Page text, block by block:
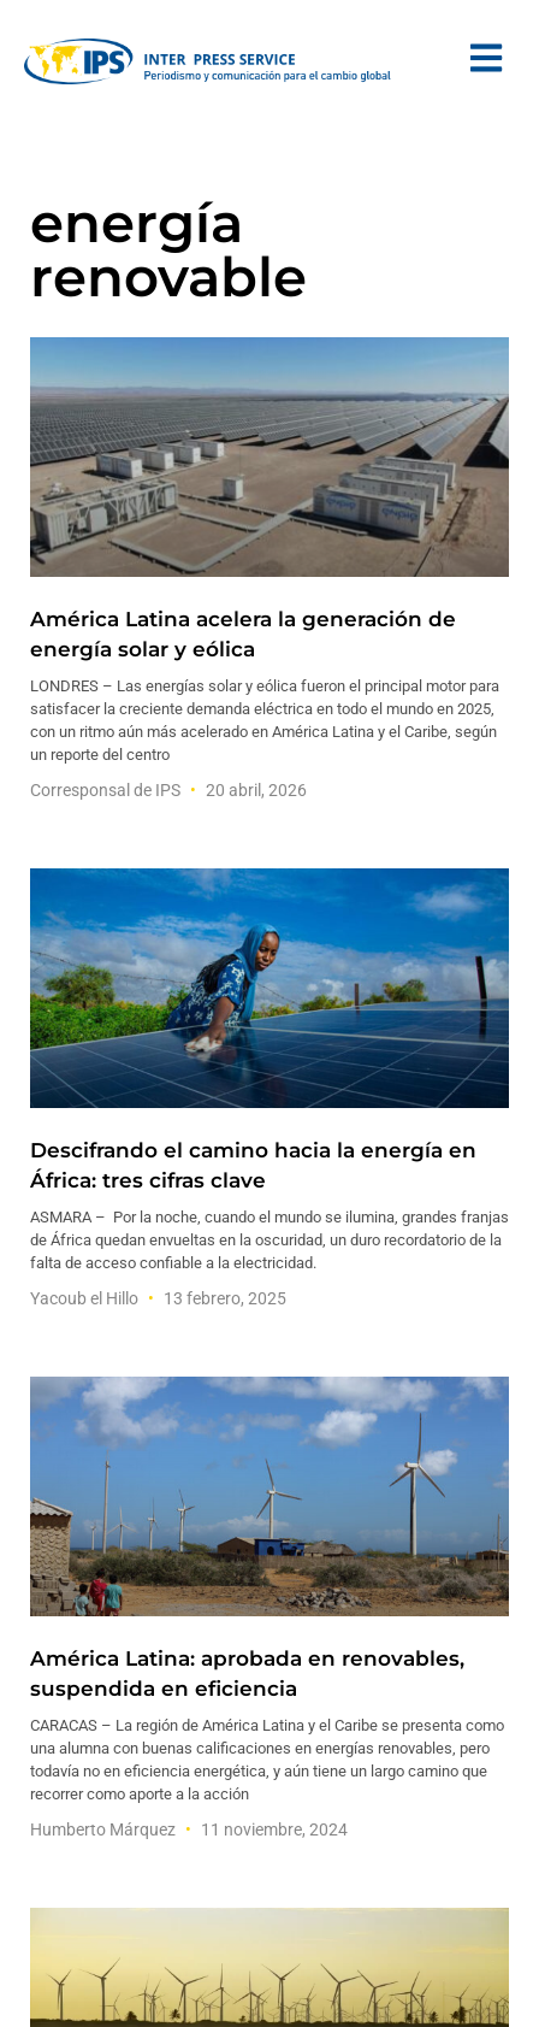
energía
renovable
América Latina acelera la generación de
energía solar y eólica
LONDRES – Las energías solar y eólica fueron el principal motor para
satisfacer la creciente demanda eléctrica en todo el mundo en 2025,
con un ritmo aún más acelerado en América Latina y el Caribe, según
un reporte del centro
Corresponsal de IPS 20 abril, 2026
Descifrando el camino hacia la energía en
África: tres cifras clave
ASMARA – Por la noche, cuando el mundo se ilumina, grandes franjas
de África quedan envueltas en la oscuridad, un duro recordatorio de la
falta de acceso confiable a la electricidad.
Yacoub el Hillo 13 febrero, 2025
América Latina: aprobada en renovables,
suspendida en eficiencia
CARACAS – La región de América Latina y el Caribe se presenta como
una alumna con buenas calificaciones en energías renovables, pero
todavía no en eficiencia energética, y aún tiene un largo camino que
recorrer como aporte a la acción
Humberto Márquez 11 noviembre, 2024